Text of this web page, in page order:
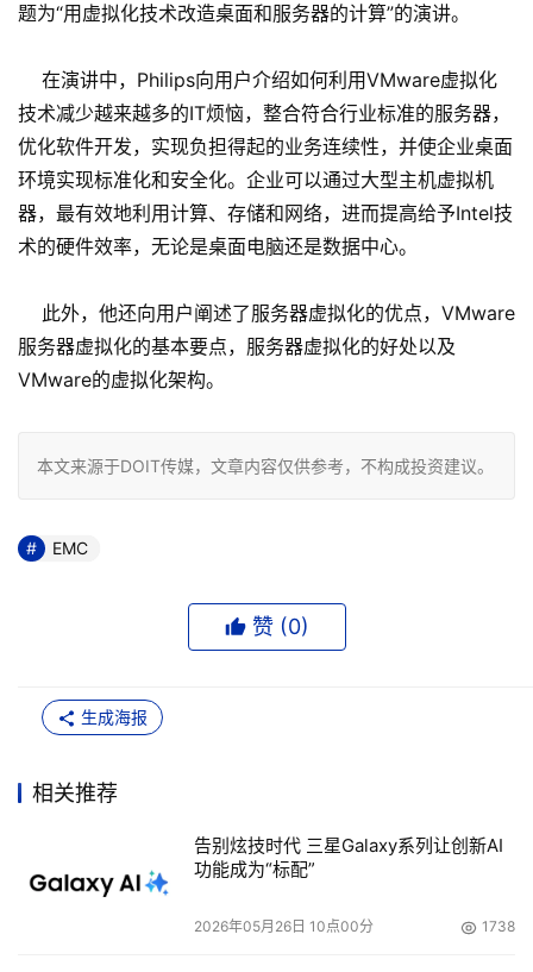
题为“用虚拟化技术改造桌面和服务器的计算”的演讲。
在演讲中，Philips向用户介绍如何利用VMware虚拟化
技术减少越来越多的IT烦恼，整合符合行业标准的服务器，
优化软件开发，实现负担得起的业务连续性，并使企业桌面
环境实现标准化和安全化。企业可以通过大型主机虚拟机
器，最有效地利用计算、存储和网络，进而提高给予Intel技
术的硬件效率，无论是桌面电脑还是数据中心。
此外，他还向用户阐述了服务器虚拟化的优点，VMware
服务器虚拟化的基本要点，服务器虚拟化的好处以及
VMware的虚拟化架构。
本文来源于DOIT传媒，文章内容仅供参考，不构成投资建议。
EMC
赞 (0)
生成海报
相关推荐
告别炫技时代 三星Galaxy系列让创新AI
功能成为“标配”
2026年05月26日 10点00分 1738